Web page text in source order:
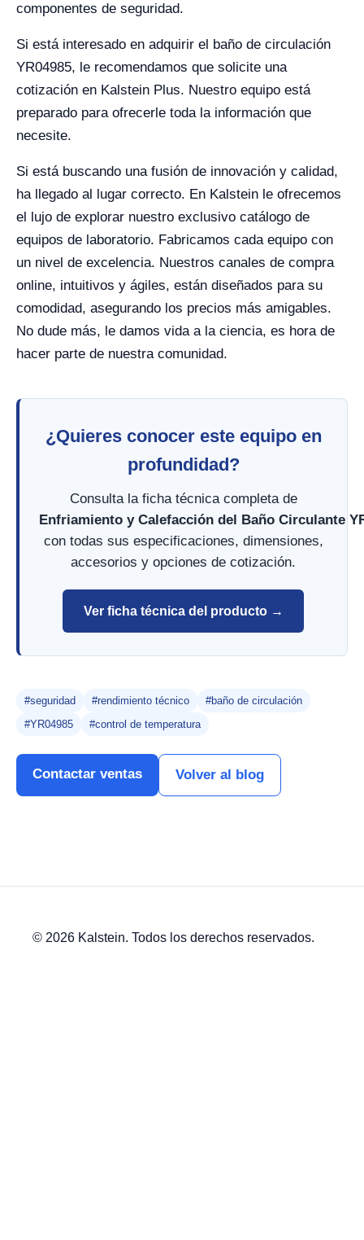
componentes de seguridad.
Si está interesado en adquirir el baño de circulación
YR04985, le recomendamos que solicite una
cotización en Kalstein Plus. Nuestro equipo está
preparado para ofrecerle toda la información que
necesite.
Si está buscando una fusión de innovación y calidad,
ha llegado al lugar correcto. En Kalstein le ofrecemos
el lujo de explorar nuestro exclusivo catálogo de
equipos de laboratorio. Fabricamos cada equipo con
un nivel de excelencia. Nuestros canales de compra
online, intuitivos y ágiles, están diseñados para su
comodidad, asegurando los precios más amigables.
No dude más, le damos vida a la ciencia, es hora de
hacer parte de nuestra comunidad.
¿Quieres conocer este equipo en
profundidad?
Consulta la ficha técnica completa de
Enfriamiento y Calefacción del Baño Circulante
con todas sus especificaciones, dimensiones,
accesorios y opciones de cotización.
Ver ficha técnica del producto →
#seguridad #rendimiento técnico
#baño de circulación
#YR04985
#control de temperatura
Contactar ventas Volver al blog
© 2026 Kalstein. Todos los derechos reservados.